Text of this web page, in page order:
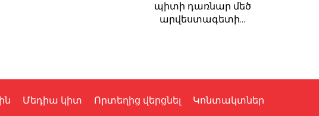
պիտի դառնար մեծ
արվեստագետի...
Մեդիա կիտ Որտեղից վերցնել Կոնտակտներ